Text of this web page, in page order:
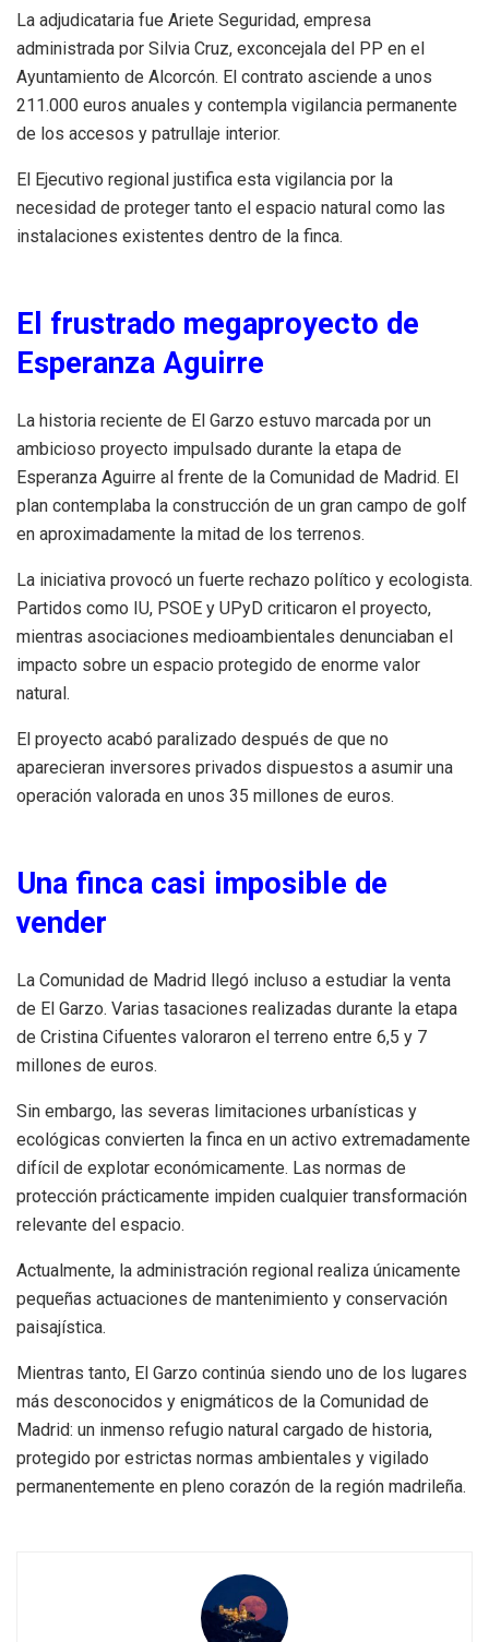
La adjudicataria fue Ariete Seguridad, empresa
administrada por Silvia Cruz, exconcejala del PP en el
Ayuntamiento de Alcorcón. El contrato asciende a unos
211.000 euros anuales y contempla vigilancia permanente
de los accesos y patrullaje interior.
El Ejecutivo regional justifica esta vigilancia por la
necesidad de proteger tanto el espacio natural como las
instalaciones existentes dentro de la finca.
El frustrado megaproyecto de
Esperanza Aguirre
La historia reciente de El Garzo estuvo marcada por un
ambicioso proyecto impulsado durante la etapa de
Esperanza Aguirre al frente de la Comunidad de Madrid. El
plan contemplaba la construcción de un gran campo de golf
en aproximadamente la mitad de los terrenos.
La iniciativa provocó un fuerte rechazo político y ecologista.
Partidos como IU, PSOE y UPyD criticaron el proyecto,
mientras asociaciones medioambientales denunciaban el
impacto sobre un espacio protegido de enorme valor
natural.
El proyecto acabó paralizado después de que no
aparecieran inversores privados dispuestos a asumir una
operación valorada en unos 35 millones de euros.
Una finca casi imposible de
vender
La Comunidad de Madrid llegó incluso a estudiar la venta
de El Garzo. Varias tasaciones realizadas durante la etapa
de Cristina Cifuentes valoraron el terreno entre 6,5 y 7
millones de euros.
Sin embargo, las severas limitaciones urbanísticas y
ecológicas convierten la finca en un activo extremadamente
difícil de explotar económicamente. Las normas de
protección prácticamente impiden cualquier transformación
relevante del espacio.
Actualmente, la administración regional realiza únicamente
pequeñas actuaciones de mantenimiento y conservación
paisajística.
Mientras tanto, El Garzo continúa siendo uno de los lugares
más desconocidos y enigmáticos de la Comunidad de
Madrid: un inmenso refugio natural cargado de historia,
protegido por estrictas normas ambientales y vigilado
permanentemente en pleno corazón de la región madrileña.